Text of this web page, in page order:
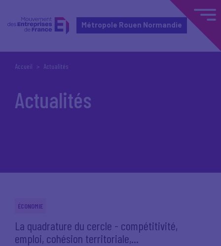
Métropole Rouen Normandie
Accueil Actualités
Actualités
ÉCONOMIE
La quadrature du cercle - compétitivité,
emploi, cohésion territoriale,...